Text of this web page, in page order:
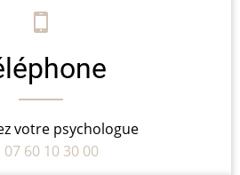
votre psychologue
07 60 10 30 00